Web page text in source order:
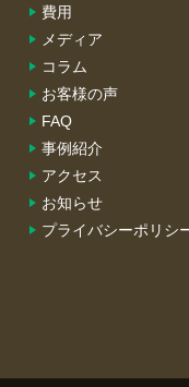
費用
メディア
コラム
お客様の声
FAQ
事例紹介
アクセス
お知らせ
プライバシーポリシ